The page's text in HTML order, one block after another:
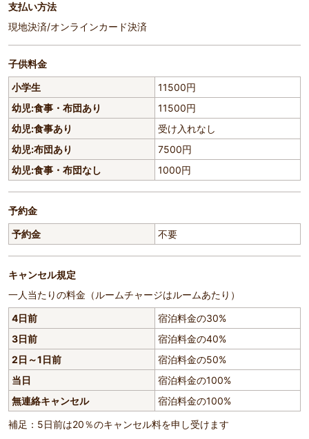
支払い方法
現地決済/オンラインカード決済
子供料金
小学生
11500円
幼児:食事・布団あり
11500円
幼児:食事あり
受け入れなし
幼児:布団あり
7500円
幼児:食事・布団なし
1000円
予約金
予約金
不要
キャンセル規定
一人当たりの料金（ルームチャージはルームあたり）
4日前
宿泊料金の30%
3日前
宿泊料金の40%
2日～1日前
宿泊料金の50%
当日
宿泊料金の100%
無連絡キャンセル
宿泊料金の100%
補足：5日前は20％のキャンセル料を申し受けます